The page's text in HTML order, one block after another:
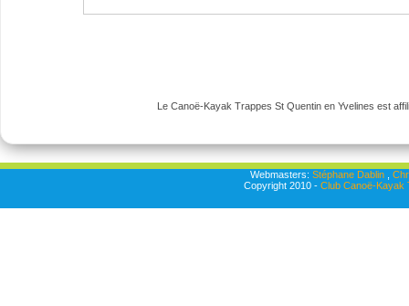
Le Canoë-Kayak Trappes St Quentin en Yvelines est
Webmasters: Stéphane Dablin,
Copyright 2010 - Club Canoë-Kayak